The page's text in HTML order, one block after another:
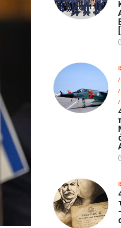
/
/
/